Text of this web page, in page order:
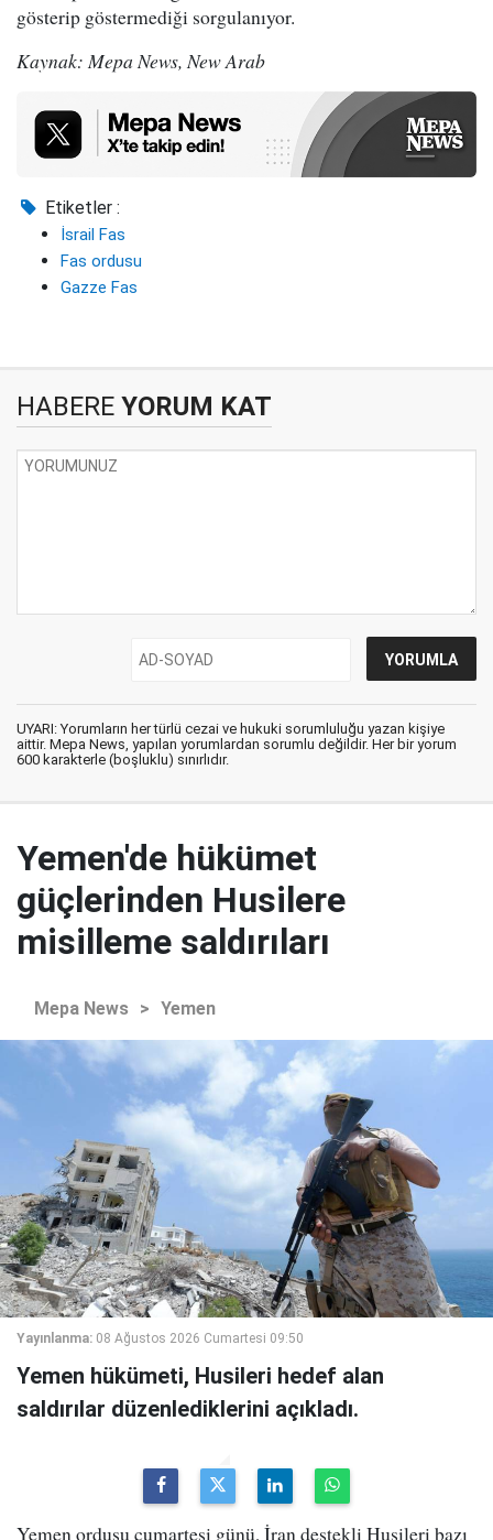
gösterip göstermediği sorgulanıyor.
Kaynak: Mepa News, New Arab
Etiketler :
İsrail Fas
Fas ordusu
Gazze Fas
HABERE YORUM KAT
UYARI: Yorumların her türlü cezai ve hukuki sorumluluğu yazan kişiye
aittir. Mepa News, yapılan yorumlardan sorumlu değildir. Her bir yorum
600 karakterle (boşluklu) sınırlıdır.
Yemen'de hükümet
güçlerinden Husilere
misilleme saldırıları
Mepa News > Yemen
Yayınlanma: 08 Ağustos 2026 Cumartesi 09:50
Yemen hükümeti, Husileri hedef alan
saldırılar düzenlediklerini açıkladı.
Yemen ordusu cumartesi günü, İran destekli Husileri bazı